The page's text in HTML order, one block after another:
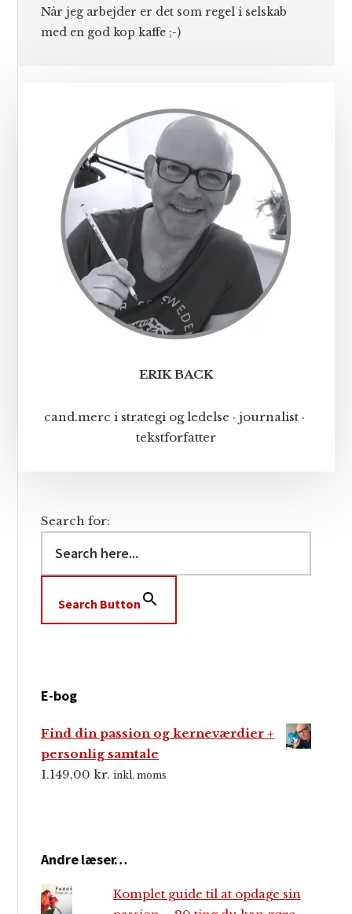
Når jeg arbejder er det som regel i selskab
med en god kop kaffe ;-)
ERIK BACK
cand.merc i strategi og ledelse · journalist ·
tekstforfatter
Search for:
Search Button
E-bog
Find din passion og kerneværdier +
personlig samtale
1.149,00kr. inkl. moms
Andre læser…
Komplet guide til at opdage sin